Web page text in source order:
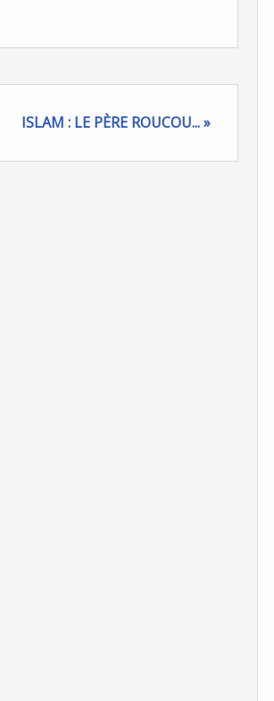
ISLAM : LE PÈRE ROUCOU... »